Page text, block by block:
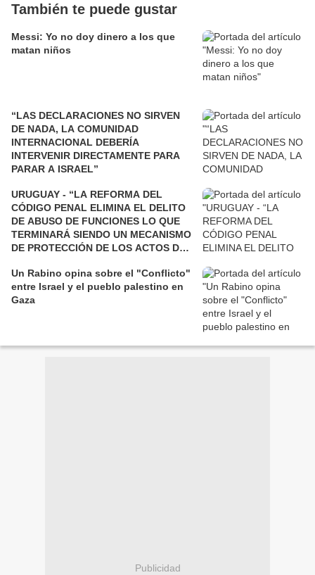
También te puede gustar
Messi: Yo no doy dinero a los que
matan niños
“LAS DECLARACIONES NO SIRVEN
DE NADA, LA COMUNIDAD
INTERNACIONAL DEBERÍA
INTERVENIR DIRECTAMENTE PARA
PARAR A ISRAEL”
URUGUAY - “LA REFORMA DEL
CÓDIGO PENAL ELIMINA EL DELITO
DE ABUSO DE FUNCIONES LO QUE
TERMINARÁ SIENDO UN MECANISMO
DE PROTECCIÓN DE LOS ACTOS DE
Un Rabino opina sobre el "Conflicto"
entre Israel y el pueblo palestino en
Gaza
Publicidad